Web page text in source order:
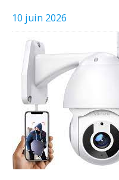
10 juin 2026